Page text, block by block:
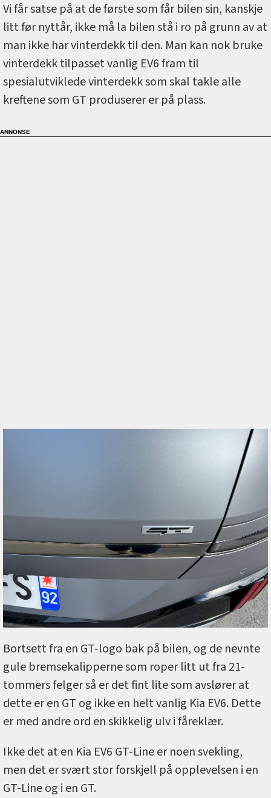
Vi får satse på at de første som får bilen sin, kanskje
litt før nyttår, ikke må la bilen stå i ro på grunn av at
man ikke har vinterdekk til den. Man kan nok bruke
vinterdekk tilpasset vanlig EV6 fram til
spesialutviklede vinterdekk som skal takle alle
kreftene som GT produserer er på plass.
Bortsett fra en GT-logo bak på bilen, og de nevnte
gule bremsekalipperne som roper litt ut fra 21-
tommers felger så er det fint lite som avslører at
dette er en GT og ikke en helt vanlig Kia EV6. Dette
er med andre ord en skikkelig ulv i fåreklær.
Ikke det at en Kia EV6 GT-Line er noen svekling,
men det er svært stor forskjell på opplevelsen i en
GT-Line og i en GT.